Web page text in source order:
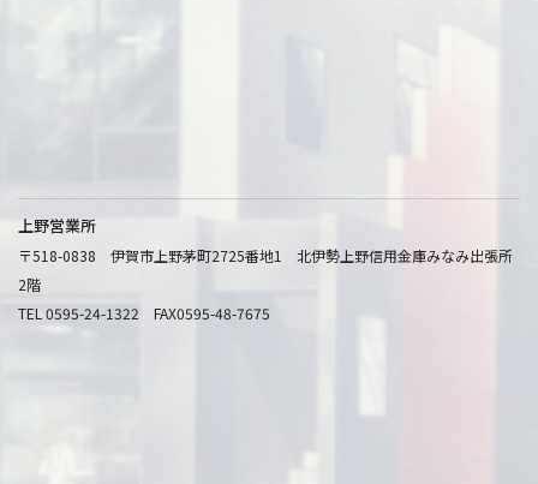
上野営業所
〒518-0838 伊賀市上野茅町2725番地1 北伊勢上野信用金庫みなみ出張所
2階
TEL 0595-24-1322 FAX0595-48-7675